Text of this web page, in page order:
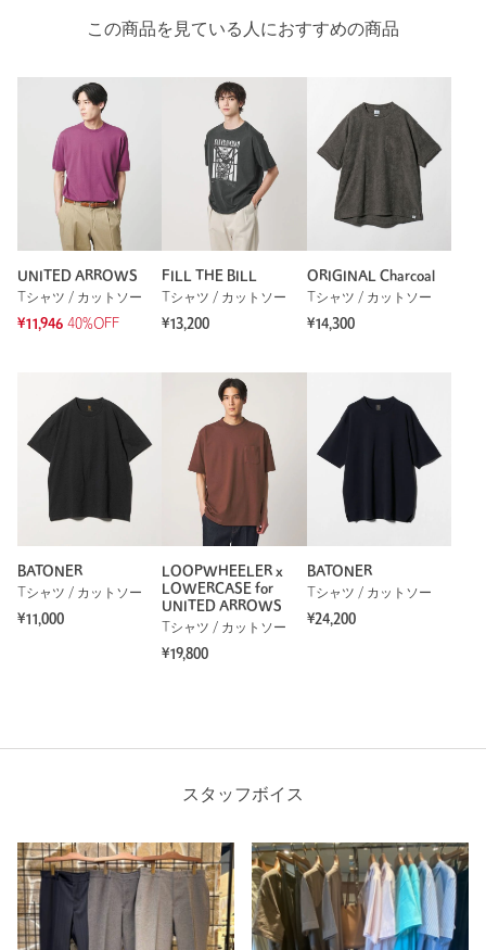
この商品を見ている人におすすめの商品
UNITED ARROWS
Tシャツ / カットソー
¥11,946 40%OFF
FILL THE BILL
Tシャツ / カットソー
¥13,200
ORIGINAL Charcoal
Tシャツ / カットソー
¥14,300
BATONER
Tシャツ / カットソー
¥11,000
LOOPWHEELER x
LOWERCASE for
UNITED ARROWS
Tシャツ / カットソー
¥19,800
BATONER
Tシャツ / カットソー
¥24,200
スタッフボイス